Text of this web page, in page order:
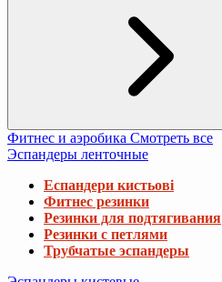
Фитнес и аэробика Смотреть все
Эспандеры ленточные
Еспандери кистьові
Фитнес резинки
Резинки для подтягивания
Резинки с петлями
Трубчатые эспандеры